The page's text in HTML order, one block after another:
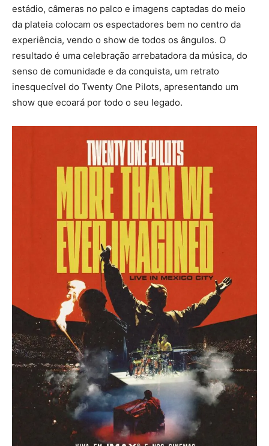
estádio, câmeras no palco e imagens captadas do meio
da plateia colocam os espectadores bem no centro da
experiência, vendo o show de todos os ângulos. O
resultado é uma celebração arrebatadora da música, do
senso de comunidade e da conquista, um retrato
inesquecível do Twenty One Pilots, apresentando um
show que ecoará por todo o seu legado.